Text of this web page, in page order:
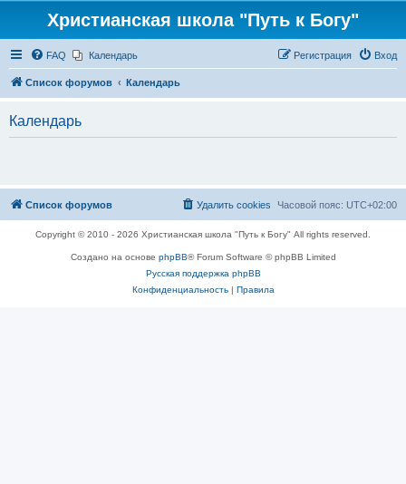
Христианская школа "Путь к Богу"
FAQ Календарь Вход
Регистрация
Список форумов Календарь
Календарь
Список форумов Часовой пояс: UTC+02:00
Удалить cookies
Copyright © 2010 - 2026 Христианская школа "Путь к Богу" All rights reserved.
Создано на основе phpBB® Forum Software © phpBB Limited
Русская поддержка phpBB
Конфиденциальность| Правила